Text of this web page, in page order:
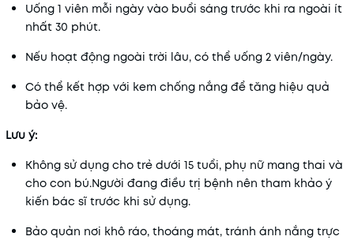
Uống 1 viên mỗi ngày vào buổi sáng trước khi ra ngoài ít
nhất 30 phút.
Nếu hoạt động ngoài trời lâu, có thể uống 2 viên/ngày.
Có thể kết hợp với kem chống nắng để tăng hiệu quả
bảo vệ.
Lưu ý:
Không sử dụng cho trẻ dưới 15 tuổi, phụ nữ mang thai và
cho con bú.Người đang điều trị bệnh nên tham khảo ý
kiến bác sĩ trước khi sử dụng.
Bảo quản nơi khô ráo, thoáng mát, tránh ánh nắng trực